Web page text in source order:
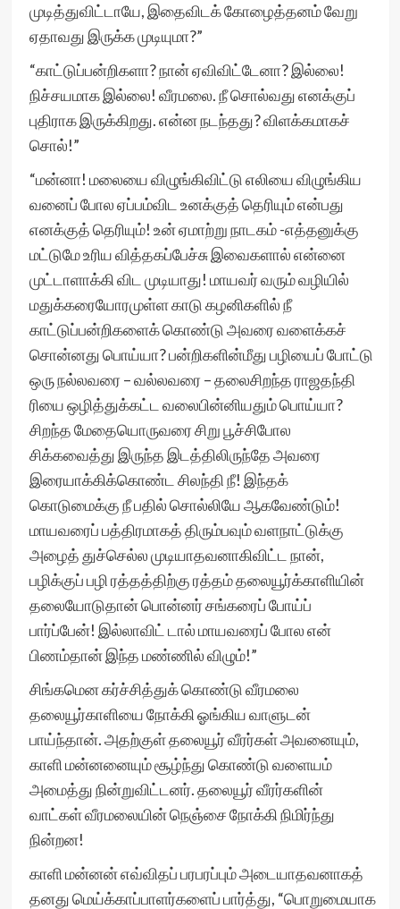
முடித்துவிட்டாயே, இதைவிடக் கோழைத்தனம் வேறு
ஏதாவது இருக்க முடியுமா?”
“காட்டுப்பன்றிகளா? நான் ஏவிவிட்டேனா? இல்லை!
நிச்சயமாக இல்லை! வீரமலை. நீ சொல்வது எனக்குப்
புதிராக இருக்கிறது. என்ன நடந்தது? விளக்கமாகச்
சொல்!”
“மன்னா! மலையை விழுங்கிவிட்டு எலியை விழுங்கிய
வனைப் போல ஏப்பம்விட உனக்குத் தெரியும் என்பது
எனக்குத் தெரியும்! உன் ஏமாற்று நாடகம் -எத்தனுக்கு
மட்டுமே உரிய வித்தகப்பேச்சு இவைகளால் என்னை
முட்டாளாக்கி விட முடியாது! மாயவர் வரும் வழியில்
மதுக்கரையோரமுள்ள காடு கழனிகளில் நீ
காட்டுப்பன்றிகளைக் கொண்டு அவரை வளைக்கச்
சொன்னது பொய்யா? பன்றிகளின்மீது பழியைப் போட்டு
ஒரு நல்லவரை – வல்லவரை – தலைசிறந்த ராஜதந்தி
ரியை ஒழித்துக்கட்ட வலைபின்னியதும் பொய்யா?
சிறந்த மேதையொருவரை சிறு பூச்சிபோல
சிக்கவைத்து இருந்த இடத்திலிருந்தே அவரை
இரையாக்கிக்கொண்ட சிலந்தி நீ! இந்தக்
கொடுமைக்கு நீ பதில் சொல்லியே ஆகவேண்டும்!
மாயவரைப் பத்திரமாகத் திரும்பவும் வளநாட்டுக்கு
அழைத் துச்செல்ல முடியாதவனாகிவிட்ட நான்,
பழிக்குப் பழி ரத்தத்திற்கு ரத்தம் தலையூர்க்காளியின்
தலையோடுதான் பொன்னர் சங்கரைப் போய்ப்
பார்ப்பேன்! இல்லாவிட் டால் மாயவரைப் போல என்
பிணம்தான் இந்த மண்ணில் விழும்!”
சிங்கமென கர்ச்சித்துக் கொண்டு வீரமலை
தலையூர்காளியை நோக்கி ஓங்கிய வாளுடன்
பாய்ந்தான். அதற்குள் தலையூர் வீரர்கள் அவனையும்,
காளி மன்னனையும் சூழ்ந்து கொண்டு வளையம்
அமைத்து நின்றுவிட்டனர். தலையூர் வீரர்களின்
வாட்கள் வீரமலையின் நெஞ்சை நோக்கி நிமிர்ந்து
நின்றன!
காளி மன்னன் எவ்விதப் பரபரப்பும் அடையாதவனாகத்
தனது மெய்க்காப்பாளர்களைப் பார்த்து, “பொறுமையாக